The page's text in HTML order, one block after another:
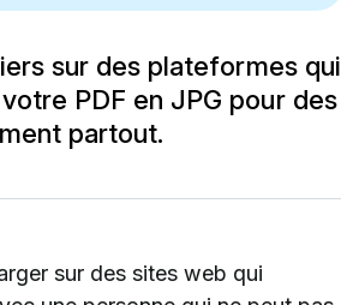
sur des plateformes qui
PDF en JPG pour des
partout.
sur des sites web qui